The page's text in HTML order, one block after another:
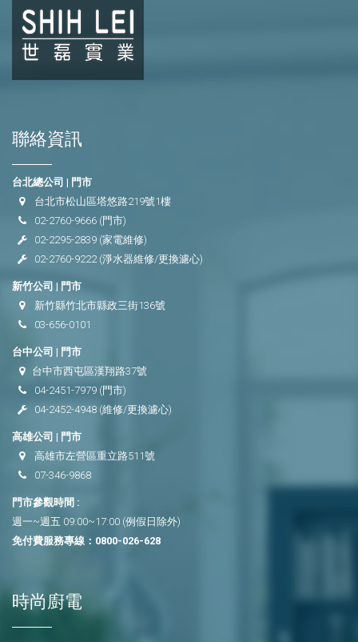
聯絡資訊
台北總公司 | 門市
台北市松山區塔悠路219號1樓
02-2760-9666 (門市)
02-2295-2839 (家電維修)
02-2760-9222(淨水器維修/更換濾心)
新竹公司 | 門市
新竹縣竹北市縣政三街136號
03-656-0101
台中公司 | 門市
台中市西屯區漢翔路37號
04-2451-7979 (門市)
04-2452-4948 (維修/更換濾心)
高雄公司 | 門市
高雄市左營區重立路511號
07-346-9868
門市參觀時間 :
週一~週五 09:00~17:00 (例假日除外)
免付費服務專線： 0800-026-628
時尚廚電